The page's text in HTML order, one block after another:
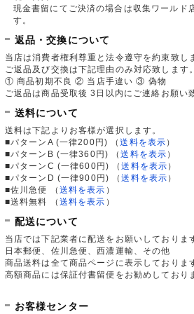
現金書留にてご決済の場合は収集ワールド
す。
返品・交換について
当店は消費者権利尊重と法令遵守を約束致し
ご返品及び交換は下記理由のみ対応致します。
① 商品初期不良 ② 当店手違い ③ 偽物
ご返品は商品受取後 3日以内にご連絡お願い
送料について
送料は下記よりお客様が選択します。
■パターンA (一律200円)
（送料を表示 ）
■パターンB (一律360円)
（送料を表示 ）
■パターンC (一律600円)
（送料を表示 ）
■パターンD (一律900円)
（送料を表示 ）
■佐川急便
（ 送料を表示 ）
■送料無料
（ 送料を表示 ）
配送について
当店では下記業者に配送をお願いしておりま
日本郵便、佐川急便、西濃運輸、その他
商品送料は全て商品ページに表示しておりま
高額商品には保証付書留便をお勧めしており
お客様センター